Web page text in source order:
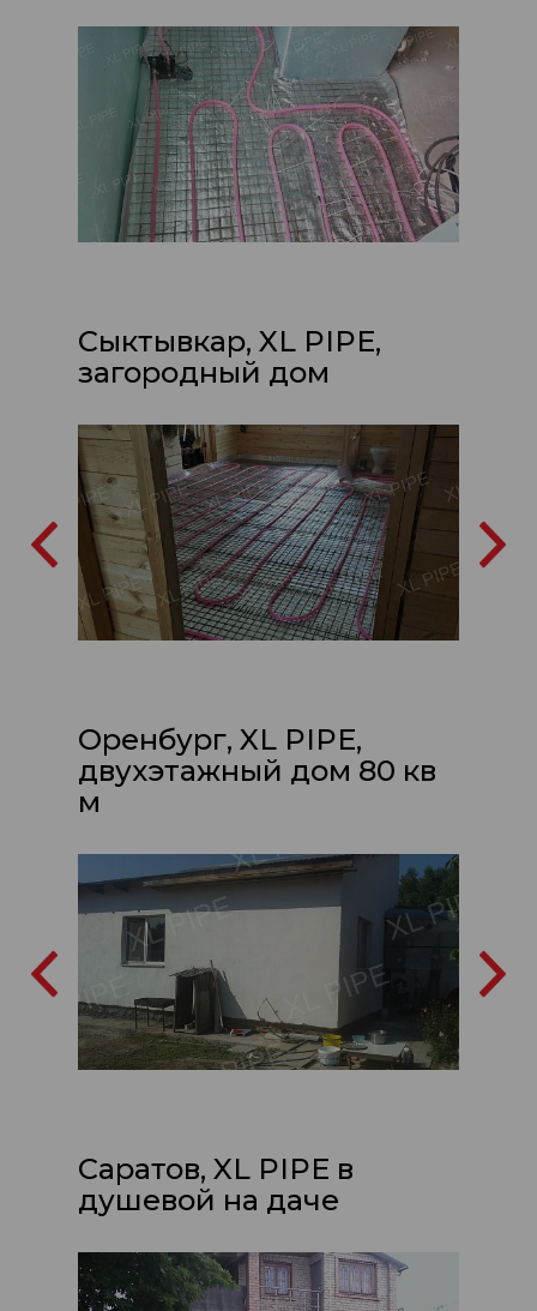
Сыктывкар, XL PIPE,
загородный дом
Оренбург, XL PIPE,
двухэтажный дом 80 кв
м
Саратов, XL PIPE в
душевой на даче